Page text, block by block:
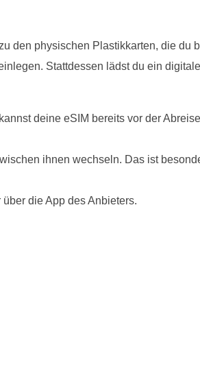
den physischen Plastikkarten, die
Stattdessen lädst du ein
deine eSIM bereits vor der
ihnen wechseln. Das ist
die App des Anbieters.